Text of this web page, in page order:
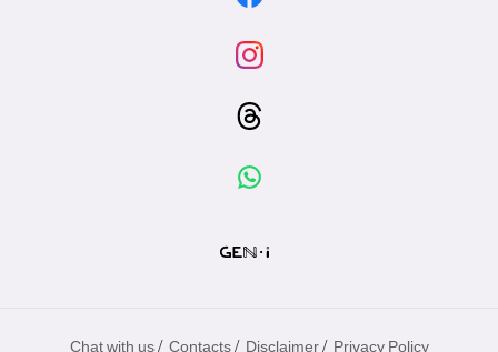
Chat with us / Contacts / Disclaimer / Privacy Policy